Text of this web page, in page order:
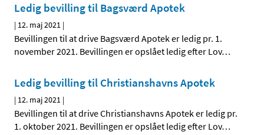
Ledig bevilling til Bagsværd Apotek
| 12. maj 2021 |
Bevillingen til at drive Bagsværd Apotek er ledig pr. 1.
november 2021. Bevillingen er opslået ledig efter Lov…
Ledig bevilling til Christianshavns Apotek
| 12. maj 2021 |
Bevillingen til at drive Christianshavns Apotek er ledig pr.
1. oktober 2021. Bevillingen er opslået ledig efter Lov…